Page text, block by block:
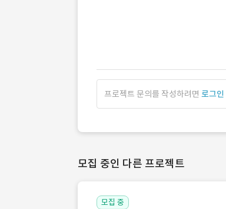
프로젝트 문의를 작성하려면 로그인
모집 중인 다른 프로젝트
모집 중